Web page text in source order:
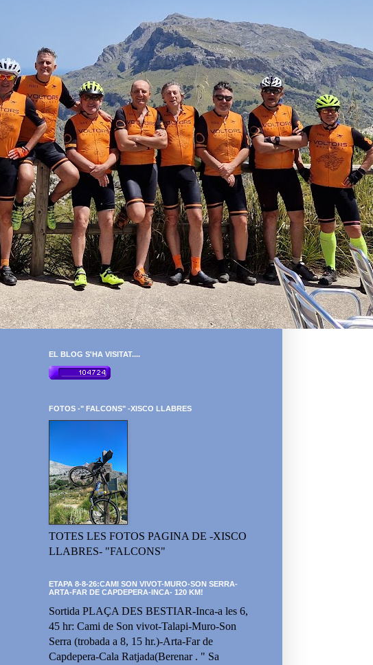
EL BLOG S'HA VISITAT....
FOTOS -" FALCONS" -XISCO LLABRES
TOTES LES FOTOS PAGINA DE -XISCO
LLABRES- "FALCONS"
ETAPA 8-8-26:CAMI SON VIVOT-MURO-SON SERRA-
ARTA-FAR DE CAPDEPERA-INCA- 120 KM!
Sortida PLAÇA DES BESTIAR-Inca-a les 6,
45 hr: Cami de Son vivot-Talapi-Muro-Son
Serra (trobada a 8, 15 hr.)-Arta-Far de
Capdepera-Cala Ratjada(Berenar . " Sa